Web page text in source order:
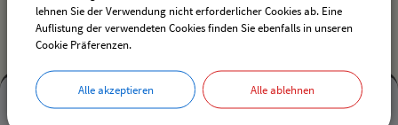
Mehr
lehnen Sie der Verwendung nicht erforderlicher Cookies ab. Eine
Auflistung der verwendeten Cookies finden Sie ebenfalls in unseren
Cookie Präferenzen.
Alle akzeptieren Alle ablehnen